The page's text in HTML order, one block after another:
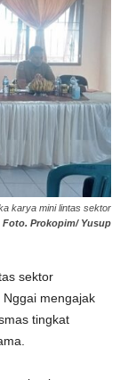
karya mini lintas sektor
Foto. Prokopim/ Yusup
sektor
Nggai mengajak
tingkat